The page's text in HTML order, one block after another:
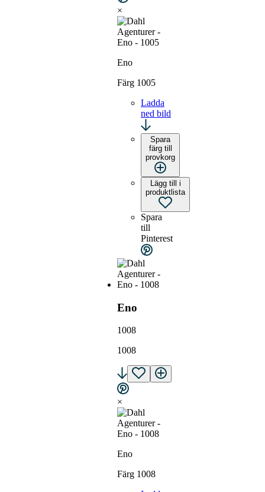
×
Eno
Färg 1005
Ladda
ned bild
Spara
färg till
provkorg
Lägg till i
produktlista
Spara
till
Pinterest
Eno
1008
1008
×
Eno
Färg 1008